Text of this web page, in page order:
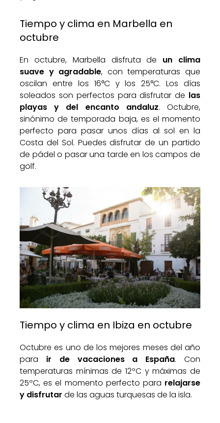
Tiempo y clima en Marbella en
octubre
En octubre, Marbella disfruta de un clima
suave y agradable, con temperaturas que
oscilan entre los 16°C y los 25°C. Los días
soleados son perfectos para disfrutar de las
playas y del encanto andaluz. Octubre,
sinónimo de temporada baja, es el momento
perfecto para pasar unos días al sol en la
Costa del Sol. Puedes disfrutar de un partido
de pádel o pasar una tarde en los campos de
golf.
Tiempo y clima en Ibiza en octubre
Octubre es uno de los mejores meses del año
para ir de vacaciones a España. Con
temperaturas mínimas de 12ºC y máximas de
25ºC, es el momento perfecto para relajarse
y disfrutar de las aguas turquesas de la isla.